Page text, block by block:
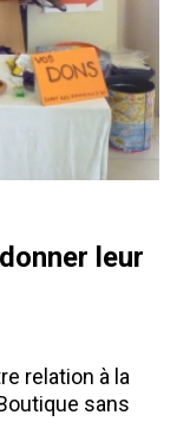
leur
relation à la
sans